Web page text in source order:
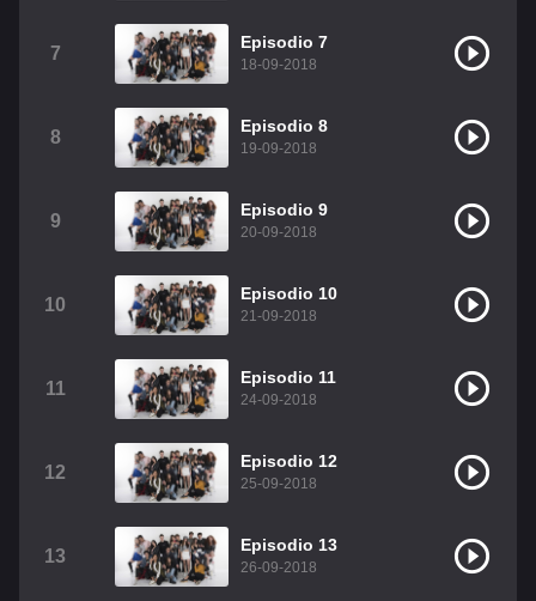
Christian Chavez
Dulce María
RBD Como Assistir Legendado
7
Episodio 7
18-09-2018
8
Episodio 8
19-09-2018
9
Episodio 9
20-09-2018
10
Episodio 10
21-09-2018
11
Episodio 11
24-09-2018
12
Episodio 12
25-09-2018
13
Episodio 13
26-09-2018